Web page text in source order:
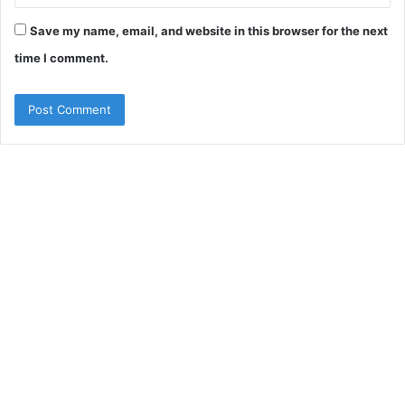
Save my name, email, and website in this browser for the next
time I comment.